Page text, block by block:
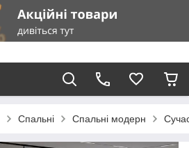
Спальні Спальні модерн